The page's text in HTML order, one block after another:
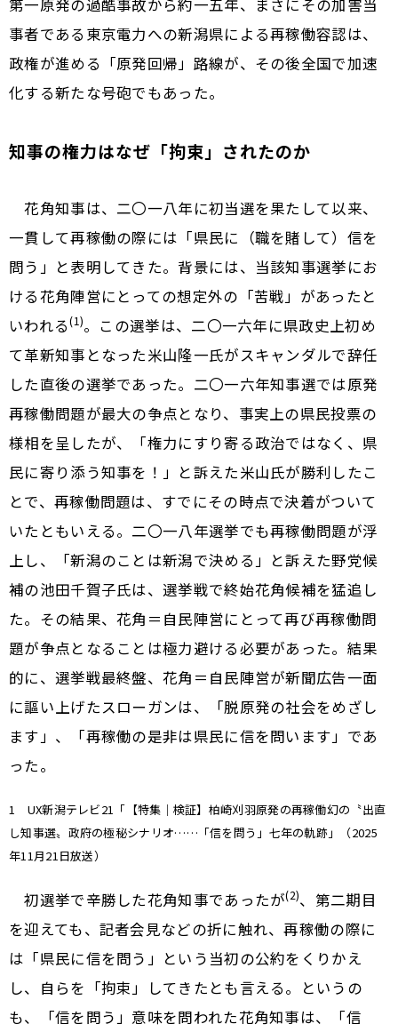
事者である東京電力への新潟県による再稼働容認は、
政権が進める「原発回帰」路線が、その後全国で加速
化する新たな号砲でもあった。
知事の権力はなぜ「拘束」されたのか
花角知事は、二〇一八年に初当選を果たして以来、
一貫して再稼働の際には「県民に（職を賭して）信を
問う」と表明してきた。背景には、当該知事選挙にお
ける花角陣営にとっての想定外の「苦戦」があったと
いわれる(1)。この選挙は、二〇一六年に県政史上初め
て革新知事となった米山隆一氏がスキャンダルで辞任
した直後の選挙であった。二〇一六年知事選では原発
再稼働問題が最大の争点となり、事実上の県民投票の
様相を呈したが、「権力にすり寄る政治ではなく、県
民に寄り添う知事を！」と訴えた米山氏が勝利したこ
とで、再稼働問題は、すでにその時点で決着がついて
いたともいえる。二〇一八年選挙でも再稼働問題が浮
上し、「新潟のことは新潟で決める」と訴えた野党候
補の池田千賀子氏は、選挙戦で終始花角候補を猛追し
た。その結果、花角＝自民陣営にとって再び再稼働問
題が争点となることは極力避ける必要があった。結果
的に、選挙戦最終盤、花角＝自民陣営が新聞広告一面
に謳い上げたスローガンは、「脱原発の社会をめざし
ます」、「再稼働の是非は県民に信を問います」であ
った。
1 UX新潟テレビ21「【特集｜検証】柏崎刈羽原発の再稼働幻の〝出直
し知事選〟政府の極秘シナリオ……「信を問う」七年の軌跡」（2025
年11月21日放送）
初選挙で辛勝した花角知事であったが(2)、第二期目
を迎えても、記者会見などの折に触れ、再稼働の際に
は「県民に信を問う」という当初の公約をくりかえ
し、自らを「拘束」してきたとも言える。というの
も、「信を問う」意味を問われた花角知事は、「信